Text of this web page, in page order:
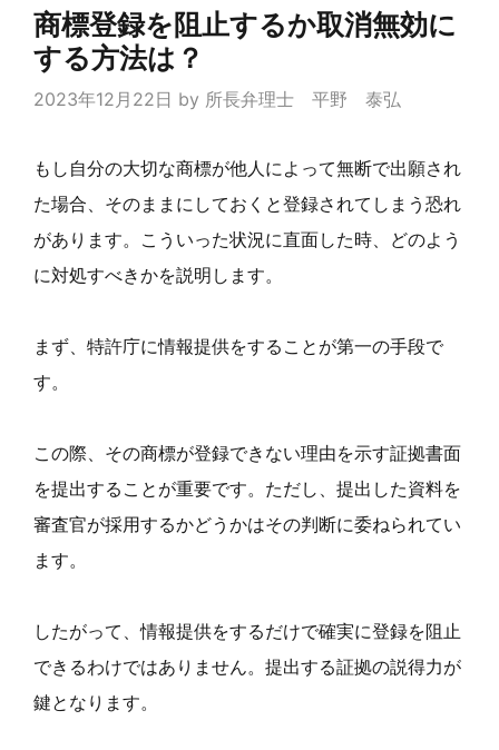
商標登録を阻止するか取消無効に
する方法は？
2023年12月22日 by 所長弁理士 平野 泰弘
もし自分の大切な商標が他人によって無断で出願され
た場合、そのままにしておくと登録されてしまう恐れ
があります。こういった状況に直面した時、どのよう
に対処すべきかを説明します。
まず、特許庁に情報提供をすることが第一の手段で
す。
この際、その商標が登録できない理由を示す証拠書面
を提出することが重要です。ただし、提出した資料を
審査官が採用するかどうかはその判断に委ねられてい
ます。
したがって、情報提供をするだけで確実に登録を阻止
できるわけではありません。提出する証拠の説得力が
鍵となります。